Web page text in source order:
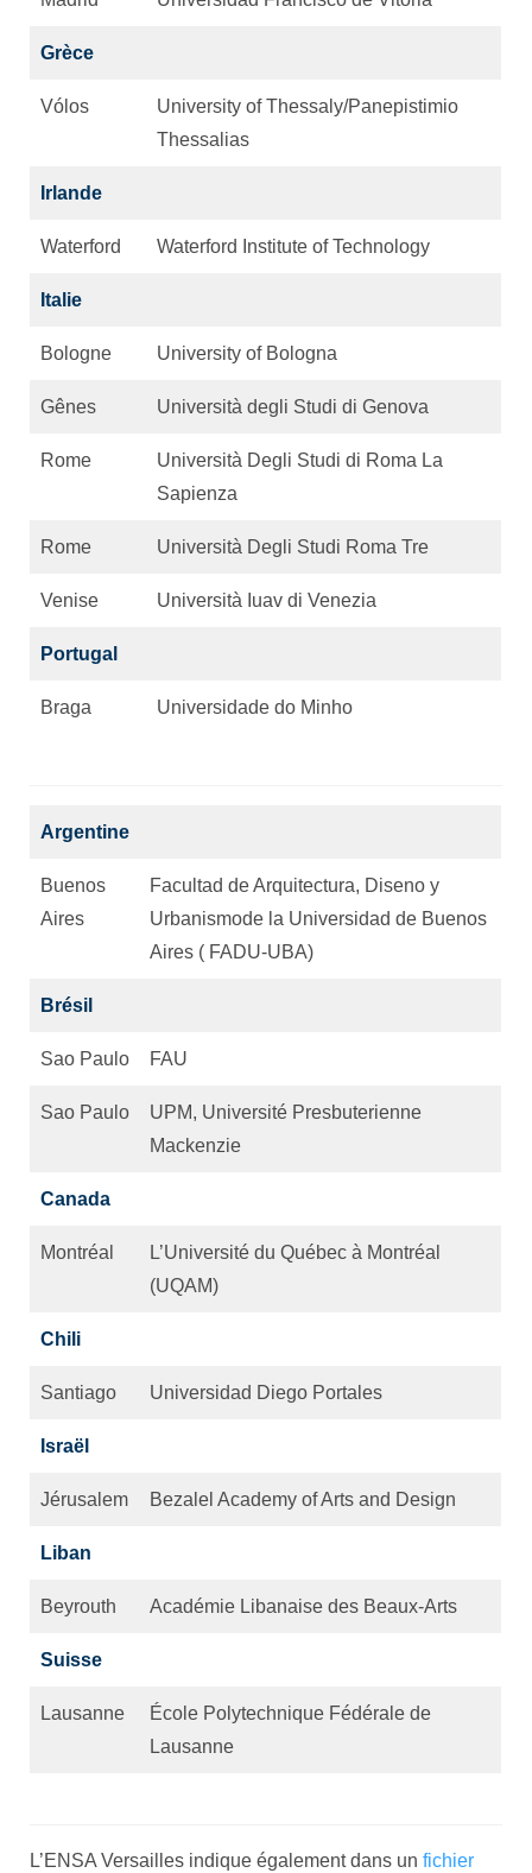
Grèce
Vólos
University of Thessaly/Panepistimio
Thessalias
Irlande
Waterford Waterford Institute of Technology
Italie
Bologne University of Bologna
Gênes Università degli Studi di Genova
Rome
Università Degli Studi di Roma La
Sapienza
Rome Università Degli Studi Roma Tre
Venise Università Iuav di Venezia
Portugal
Braga Universidade do Minho
Argentine
Buenos
Aires
Facultad de Arquitectura, Diseno y
Urbanismode la Universidad de Buenos
Aires ( FADU-UBA)
Brésil
Sao Paulo FAU
Sao Paulo
UPM, Université Presbuterienne
Mackenzie
Canada
Montréal
L’Université du Québec à Montréal
(UQAM)
Chili
Santiago Universidad Diego Portales
Israël
Jérusalem Bezalel Academy of Arts and Design
Liban
Beyrouth Académie Libanaise des Beaux-Arts
Suisse
Lausanne
École Polytechnique Fédérale de
Lausanne
L’ENSA Versailles indique également dans un fichier